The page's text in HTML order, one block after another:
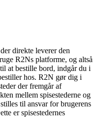
direkte leverer den
R2Ns platforme, og altså
at bestille bord, indgår du i
hos. R2N gør dig i
der fremgår af
mellem spisestederne og
til ansvar for brugerens
er spisestedernes